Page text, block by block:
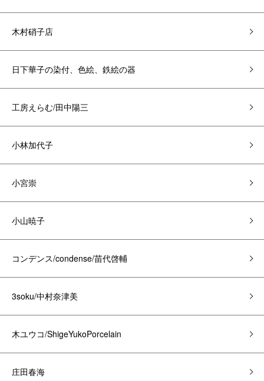
木村硝子店
日下華子の染付、色絵、鉄絵の器
工房えらむ/田中陽三
小林加代子
小宮崇
小山暁子
コンデンス/condense/苗代啓輔
3soku/中村奈津美
木ユウコ/ShigeYukoPorcelain
庄田春海